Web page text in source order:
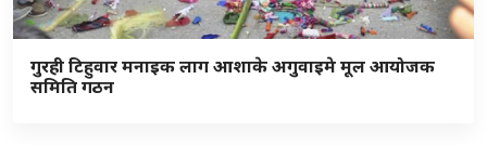
गुरही टिहुवार मनाइक लाग आशाके अगुवाइमे मूल आयोजक
समिति गठन